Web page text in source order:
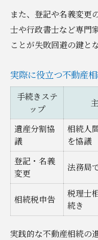
ツ
また、登記や名義変更
士や行政書士など専門
ことが失敗回避の鍵と
実際に役立つ不動産
手続きステ
ップ
遺産分割協
議
相続人
を協議
登記・名義
変更
法務局
相続税申告
税理士
続き
実践的な不動産相続の